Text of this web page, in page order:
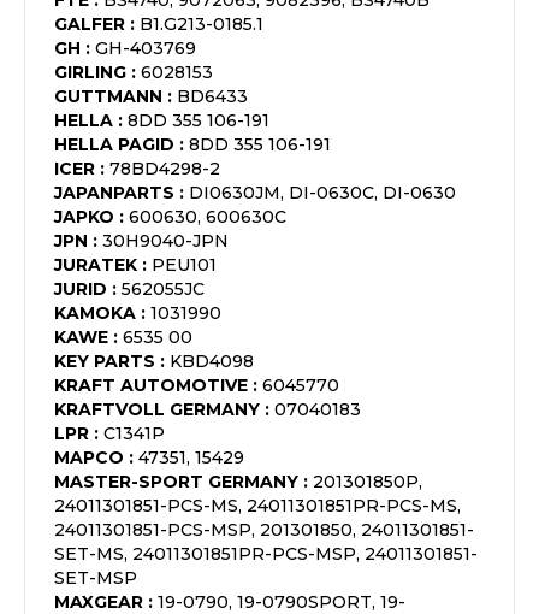
GALFER : B1.G213-0185.1
GH : GH-403769
GIRLING : 6028153
GUTTMANN : BD6433
HELLA : 8DD 355 106-191
HELLA PAGID : 8DD 355 106-191
ICER : 78BD4298-2
JAPANPARTS : DI0630JM, DI-0630C, DI-0630
JAPKO : 600630, 600630C
JPN : 30H9040-JPN
JURATEK : PEU101
JURID : 562055JC
KAMOKA : 1031990
KAWE : 6535 00
KEY PARTS : KBD4098
KRAFT AUTOMOTIVE : 6045770
KRAFTVOLL GERMANY : 07040183
LPR : C1341P
MAPCO : 47351, 15429
MASTER-SPORT GERMANY : 201301850P,
24011301851-PCS-MS, 24011301851PR-PCS-MS,
24011301851-PCS-MSP, 201301850, 24011301851-
SET-MS, 24011301851PR-PCS-MSP, 24011301851-
SET-MSP
MAXGEAR : 19-0790, 19-0790SPORT, 19-